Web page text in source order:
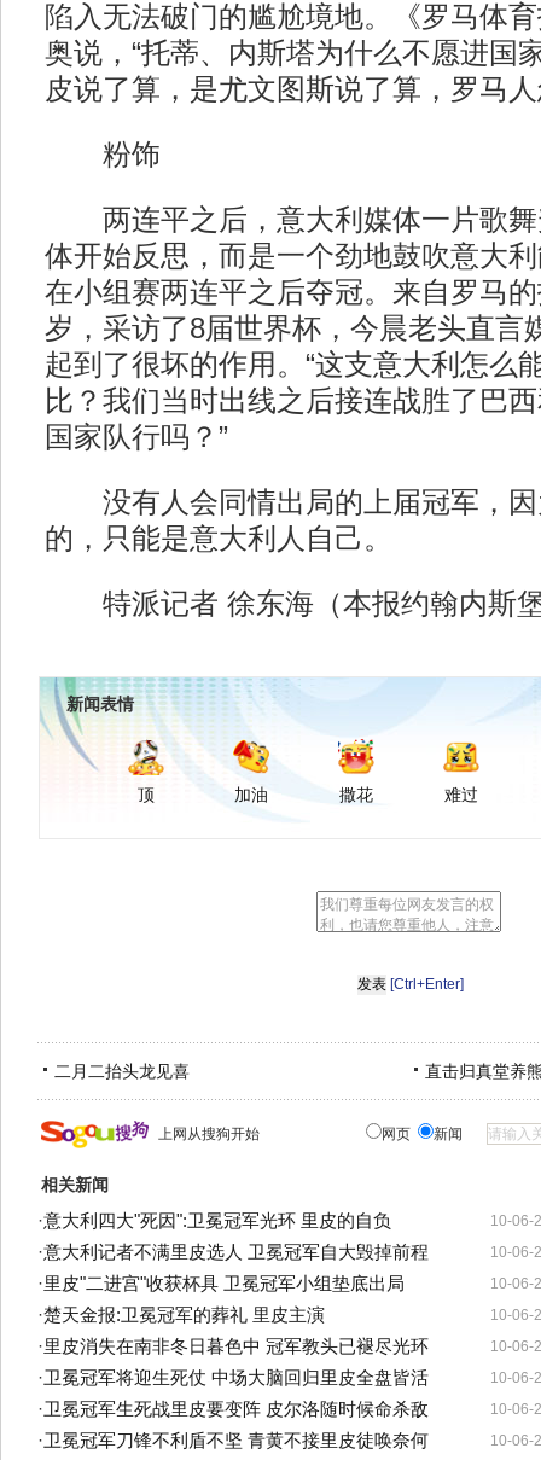
陷入无法破门的尴尬境地。《罗马体
奥说，“托蒂、内斯塔为什么不愿进国
皮说了算，是尤文图斯说了算，罗马
粉饰
两连平之后，意大利媒体一片歌舞
体开始反思，而是一个劲地鼓吹意大
在小组赛两连平之后夺冠。来自罗马
岁，采访了8届世界杯，今晨老头直言
起到了很坏的作用。“这支意大利怎么
比？我们当时出线之后接连战胜了巴
国家队行吗？”
没有人会同情出局的上届冠军，因
的，只能是意大利人自己。
特派记者 徐东海（本报约翰内斯
新闻表情
顶 加油 撒花 难过
[Ctrl+Enter]
二月二抬头龙见喜 直击归真堂养
上网从搜狗开始 网页 新闻
相关新闻
10-06-
·意大利四大"死因":卫冕冠军光环 里皮的自负
10-06-
·意大利记者不满里皮选人 卫冕冠军自大毁掉前程
10-06-
·里皮"二进宫"收获杯具 卫冕冠军小组垫底出局
10-06-
·楚天金报:卫冕冠军的葬礼 里皮主演
10-06-
·里皮消失在南非冬日暮色中 冠军教头已褪尽光环
10-06-
·卫冕冠军将迎生死仗 中场大脑回归里皮全盘皆活
10-06-
·卫冕冠军生死战里皮要变阵 皮尔洛随时候命杀敌
10-06-
·卫冕冠军刀锋不利盾不坚 青黄不接里皮徒唤奈何